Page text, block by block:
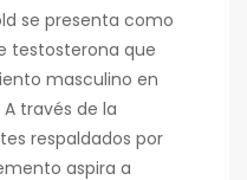
se presenta como
testosterona que
masculino en
través de la
respaldados por
aspira a